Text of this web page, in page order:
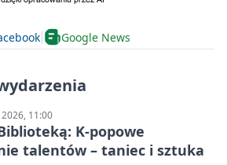
Google News
11:00
K-popowe
talentów – taniec i sztuka